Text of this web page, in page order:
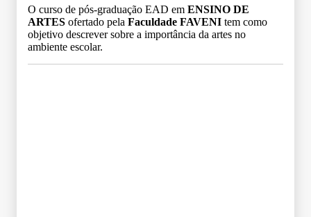
O curso de pós-graduação EAD em ENSINO DE
ARTES ofertado pela Faculdade FAVENI tem como
objetivo descrever sobre a importância da artes no
ambiente escolar.